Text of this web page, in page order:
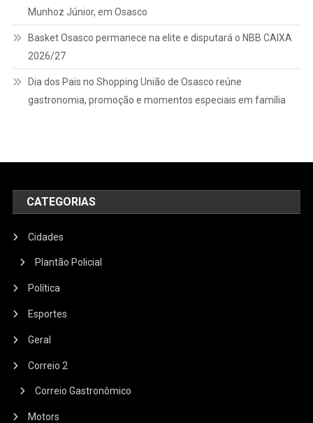
Munhoz Júnior, em Osasco
Basket Osasco permanece na elite e disputará o NBB CAIXA
2026/27
Dia dos Pais no Shopping União de Osasco reúne
gastronomia, promoção e momentos especiais em família
CATEGORIAS
Cidades
Plantão Policial
Política
Esportes
Geral
Correio 2
Correio Gastronômico
Motors